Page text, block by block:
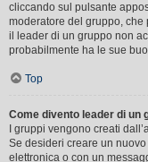
cliccando sul pulsante
moderatore del gruppo,
il leader di un gruppo non
probabilmente ha le sue
Top
Come divento leader di un
I gruppi vengono creati
Se desideri creare un
elettronica o con un